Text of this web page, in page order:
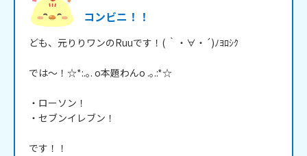
コンビニ！！
ども、元りりワンのRuuです！( ｀・∀・´)ﾉﾖﾛｼｸ
では～！☆*:.｡. o本題わんo .｡.:*☆
・ローソン！
・セブンイレブン！
です！！